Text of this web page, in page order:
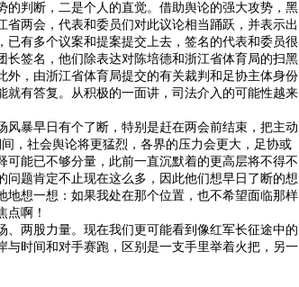
判断，二是个人的直觉。借助舆论的强大攻势，黑
两会，代表和委员们对此议论相当踊跃，并表示出
有多个议案和提案提交上去，签名的代表和委员很
长签名，他们除表达对陈培德和浙江省体育局的扫黑
外，由浙江省体育局提交的有关裁判和足协主体身份
就有答复。从积极的一面讲，司法介入的可能性越来
暴早日有个了断，特别是赶在两会前结束，把主动
，社会舆论将更猛烈，各界的压力会更大，足协或
可能已不够分量，此前一直沉默着的更高层将不得不
题肯定不止现在这么多，因此他们想早日了断的想
地想一想：如果我处在那个位置，也不希望面临那样
点啊！
两股力量。现在我们更可能看到像红军长征途中的
与时间和对手赛跑，区别是一支手里举着火把，另一